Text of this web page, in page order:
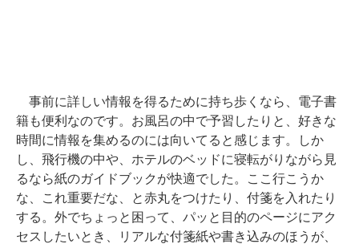
事前に詳しい情報を得るために持ち歩くなら、電子書
籍も便利なのです。お風呂の中で予習したりと、好きな
時間に情報を集めるのには向いてると感じます。しか
し、飛行機の中や、ホテルのベッドに寝転がりながら見
るなら紙のガイドブックが快適でした。ここ行こうか
な、これ重要だな、と赤丸をつけたり、付箋を入れたり
する。外でちょっと困って、パッと目的のページにアク
セスしたいとき、リアルな付箋紙や書き込みのほうが、